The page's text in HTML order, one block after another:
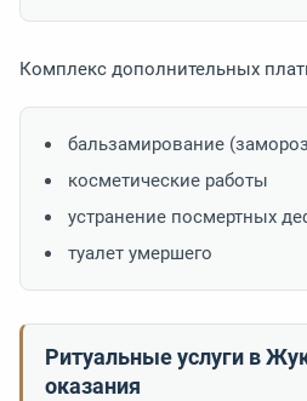
Комплекс дополнительных
бальзамирование
косметические работы
устранение посмертных
туалет умершего
Ритуальные услуги в
оказания